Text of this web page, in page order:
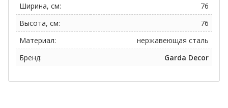
Ширина, см:
76
Высота, см:
76
Материал:
нержавеющая сталь
Бренд:
Garda Decor